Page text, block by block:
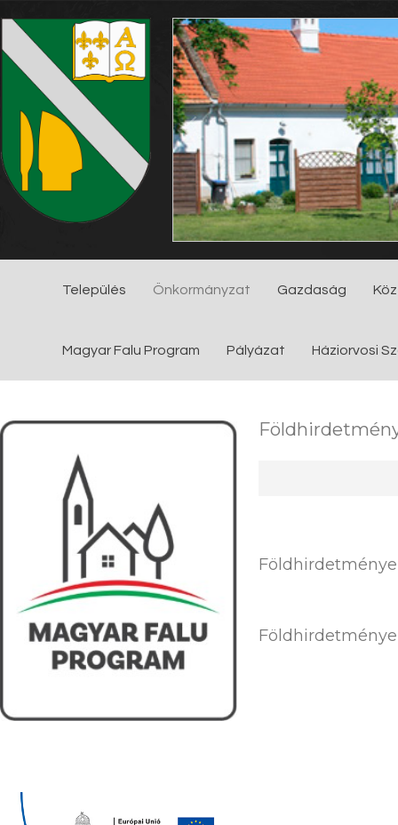
Település Önkormányzat Gazdaság
Magyar Falu Program Pályázat Háziorvosi